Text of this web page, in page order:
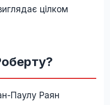
цілком
Паулу Раян